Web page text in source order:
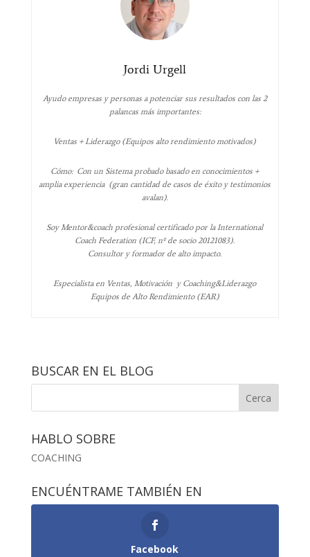
Jordi Urgell
Ayudo empresas y personas a potenciar sus resultados con las 2
palancas más importantes:
Ventas + Liderazgo (Equipos alto rendimiento motivados)
Cómo: Con un Sistema probado basado en conocimientos +
amplia experiencia (gran cantidad de casos de éxito y testimonios
avalan).
Soy Mentor&coach profesional certificado por la International
Coach Federation (ICF, nº de socio 20121083).
Consultor y formador de alto impacto.
Especialista en Ventas, Motivación y Coaching&Liderazgo
Equipos de Alto Rendimiento (EAR)
BUSCAR EN EL BLOG
HABLO SOBRE
COACHING
ENCUÉNTRAME TAMBIÉN EN
Facebook